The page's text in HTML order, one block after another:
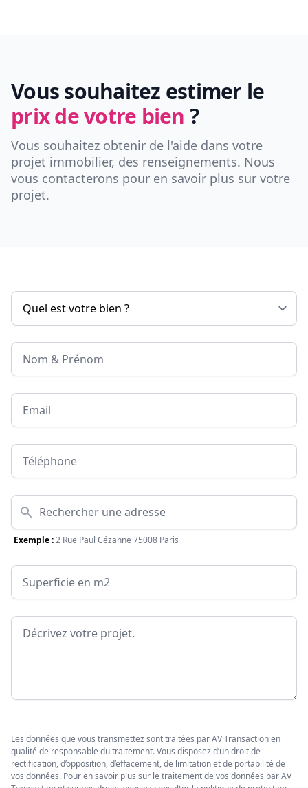
Vous souhaitez estimer le
prix de votre bien ?
Vous souhaitez obtenir de l'aide dans votre
projet immobilier, des renseignements. Nous
vous contacterons pour en savoir plus sur votre
projet.
Nom & Prénom
Email
Téléphone
Adresse
Exemple :2 Rue Paul Cézanne 75008 Paris
Surface
Message
Les données que vous transmettez sont traitées par AV Transaction en
qualité de responsable du traitement. Vous disposez d’un droit de
rectification, d’opposition, d’effacement, de limitation et de portabilité de
vos données. Pour en savoir plus sur le traitement de vos données par AV